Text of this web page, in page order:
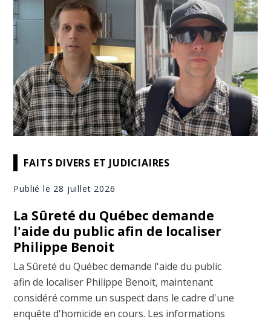
FAITS DIVERS ET JUDICIAIRES
Publié le 28 juillet 2026
La Sûreté du Québec demande
l'aide du public afin de localiser
Philippe Benoit
La Sûreté du Québec demande l'aide du public
afin de localiser Philippe Benoit, maintenant
considéré comme un suspect dans le cadre d'une
enquête d'homicide en cours. Les informations